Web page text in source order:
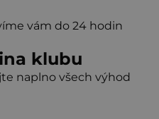
vám do 24 hodin
klubu
naplno všech výhod